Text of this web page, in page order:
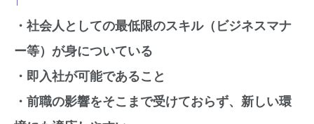
・社会人としての最低限のスキル（ビジネスマナ
ー等）が身についている
・即入社が可能であること
・前職の影響をそこまで受けておらず、新しい環